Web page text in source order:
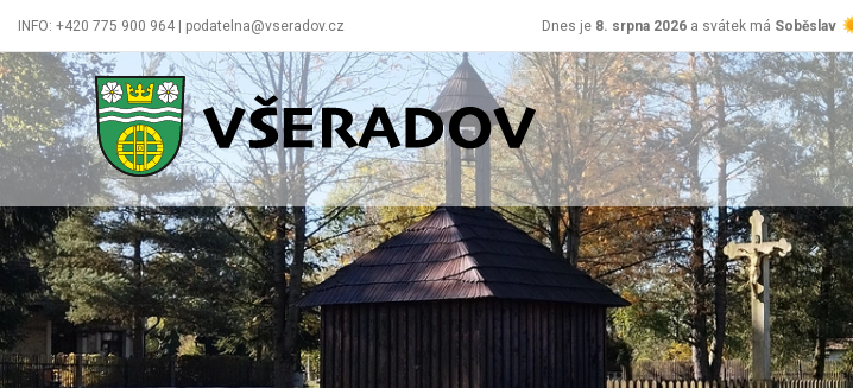
INFO: +420 775 900 964 | podatelna@vseradov.cz Dnes je 8. srpna 2026 a svátek má Soběslav
Všeradov